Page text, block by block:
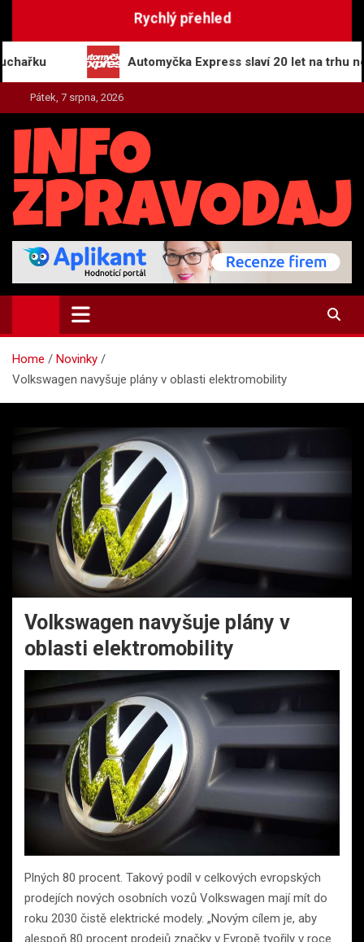
Rychlý přehled
Automyčka Express slaví 20 let na trhu novou
Pátek, 7 srpna, 2026
INFO-ZPRAVODAJ.CZ
Zpravodajství | Press | Tiskové zprávy
Home
Novinky
Volkswagen navyšuje plány v oblasti elektromobility
Volkswagen navyšuje plány v
oblasti elektromobility
Plných 80 procent. Takový podíl v celkových evropských
prodejích nových osobních vozů Volkswagen mají mít do
roku 2030 čistě elektrické modely. „Novým cílem je, aby
alespoň 80 procent prodejů značky v Evropě tvořily v roce